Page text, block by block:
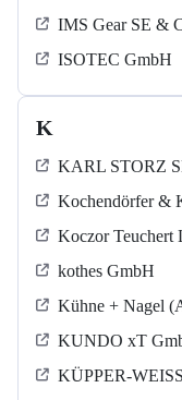
IMS Gear SE &
ISOTEC GmbH
K
KARL STORZ
Kochendörfer &
Koczor Teuchert
kothes GmbH
Kühne + Nagel
KUNDO xT
KÜPPER-